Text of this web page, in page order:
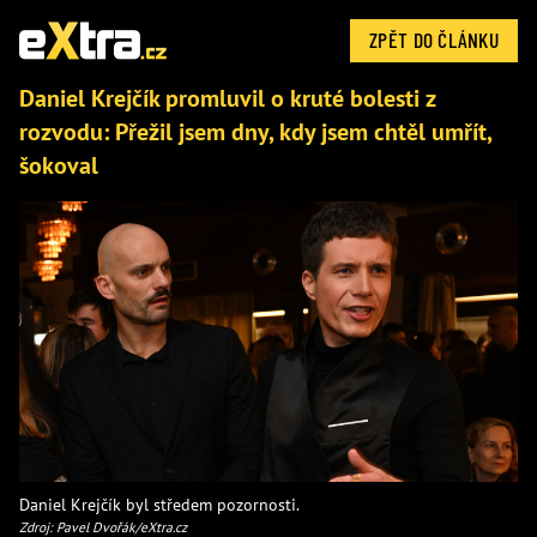
ZPĚT DO ČLÁNKU
Daniel Krejčík promluvil o kruté bolesti z
rozvodu: Přežil jsem dny, kdy jsem chtěl umřít,
šokoval
Daniel Krejčík byl středem pozornosti.
Zdroj: Pavel Dvořák/eXtra.cz